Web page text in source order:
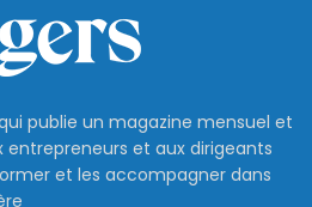
publie un magazine mensuel et
entrepreneurs et aux dirigeants
et les accompagner dans